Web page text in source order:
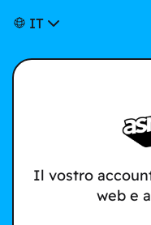
IT
Il vostro
web e